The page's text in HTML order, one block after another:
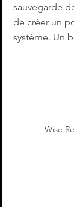
sauvegarde
de créer un
système. Un
Wise